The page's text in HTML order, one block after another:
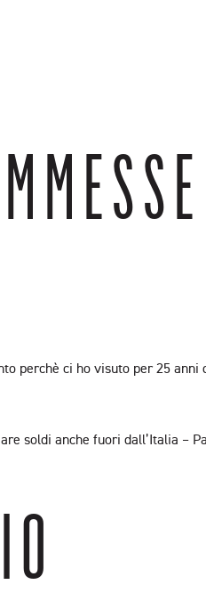
perchè ci ho visuto per 25
soldi anche fuori dall’Italia –